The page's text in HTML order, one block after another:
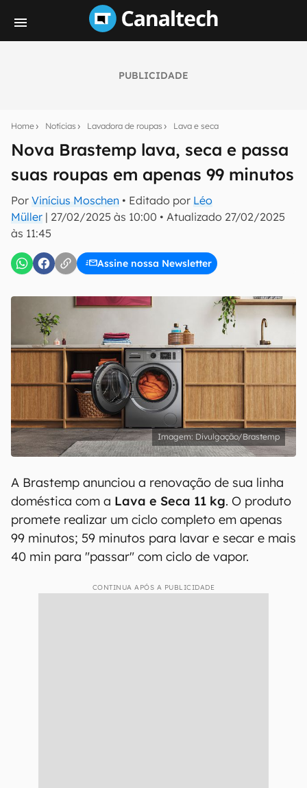
PUBLICIDADE
Home Notícias Lavadora de roupas Lava e seca
Nova Brastemp lava, seca e passa
suas roupas em apenas 99 minutos
Por Vinícius Moschen • Editado por Léo
Müller | 27/02/2025 às 10:00 • Atualizado 27/02/2025
às 11:45
Assine nossa Newsletter
notícias e reviews sobre tecnologia em primeira
E-mail
Confirmo que li, aceito e concordo com os
Divulgação/Brastemp
A Brastemp anunciou a renovação de sua linha
doméstica com a Lava e Seca 11 kg. O produto
promete realizar um ciclo completo em apenas
99 minutos; 59 minutos para lavar e secar e mais
40 min para "passar" com ciclo de vapor.
CONTINUA APÓS A PUBLICIDADE